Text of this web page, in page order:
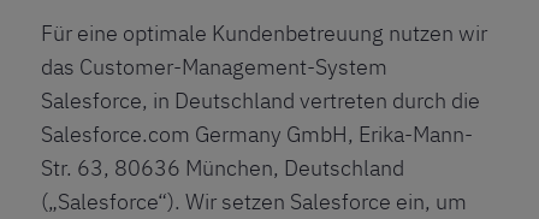
Für eine optimale Kundenbetreuung nutzen wir
das Customer-Management-System
Salesforce, in Deutschland vertreten durch die
Salesforce.com Germany GmbH, Erika-Mann-
Str. 63, 80636 München, Deutschland
(„Salesforce“). Wir setzen Salesforce ein, um